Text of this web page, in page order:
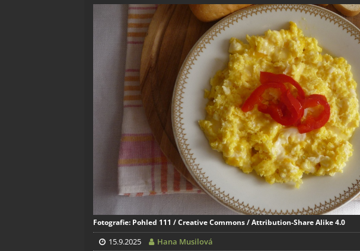
Fotografie: Pohled 111 / Creative Commons / Attribution-Share Alike 4.0
15.9.2025 Hana Musilová